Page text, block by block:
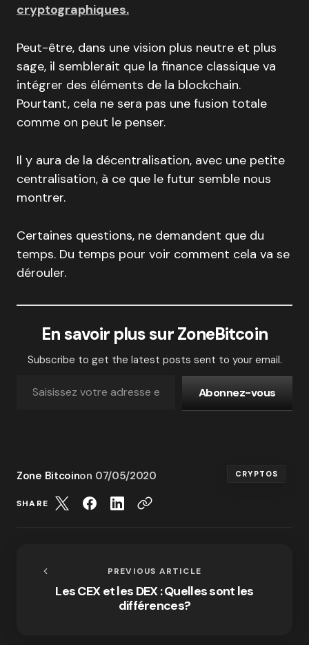
cryptographiques.
Peut-être, dans une vision plus neutre et plus
sage, il semblerait que la finance classique va
intégrer des éléments de la blockchain.
Pourtant, cela ne sera pas une fusion totale
comme on peut le penser.
Il y aura de la décentralisation, avec une petite
centralisation, à ce que le futur semble nous
montrer.
Certaines questions, ne demandent que du
temps. Du temps pour voir comment cela va se
dérouler.
En savoir plus sur ZoneBitcoin
Subscribe to get the latest posts sent to your email.
Abonnez-vous
Zone Bitcoinon 07/05/2020 CRYPTOS
SHARE
PREVIOUS ARTICLE
Les CEX et les DEX : Quelles sont les
différences?